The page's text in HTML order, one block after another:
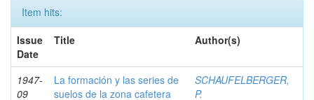
Item hits:
Issue
Date
Title Author(s)
1947-
09
La formación y las series de
suelos de la zona cafetera
SCHAUFELBERGER,
P.